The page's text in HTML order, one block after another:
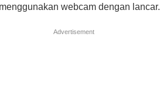
webcam dengan lancar.
Advertisement